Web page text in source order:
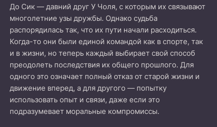
До Сик — давний друг У Чоля, с которым их связывают
многолетние узы дружбы. Однако судьба
распорядилась так, что их пути начали расходиться.
Когда-то они были единой командой как в спорте, так
и в жизни, но теперь каждый выбирает свой способ
преодолеть последствия их общего прошлого. Для
одного это означает полный отказ от старой жизни и
движение вперед, а для другого — попытку
использовать опыт и связи, даже если это
подразумевает моральные компромиссы.